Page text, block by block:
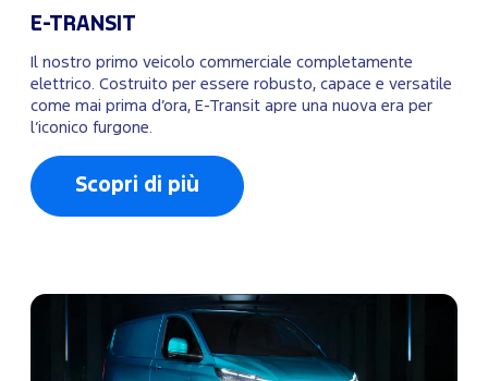
E-TRANSIT
Il nostro primo veicolo commerciale completamente
elettrico. Costruito per essere robusto, capace e versatile
come mai prima d’ora, E-Transit apre una nuova era per
l’iconico furgone.
Scopri di più